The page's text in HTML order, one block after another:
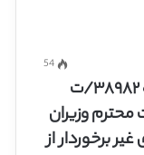
54
ارسال تصویر تصویب نامه شماره ۳۸۹۸۲/ت
۱۴۰۱/۰۳/۱۱ هیات محترم وزیران
برخوردار از